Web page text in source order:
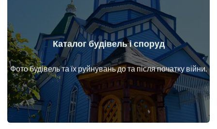
Каталог будівель і споруд
Фото будівель та їх руйнувань до та після початку війни.
Будинки, споруди, конструкції, об'єкти до та після початку
війни
Докладніше